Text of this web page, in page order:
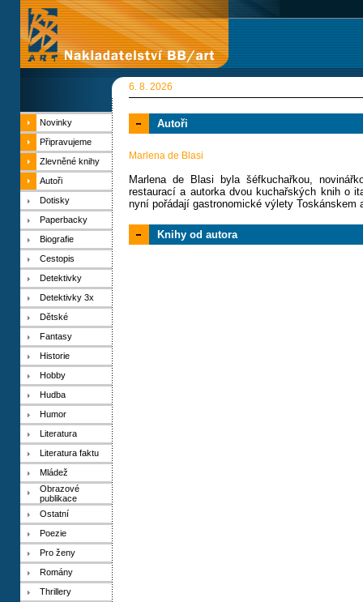
6. 8. 2026
Novinky
Připravujeme
Zlevněné knihy
Autoři
Dotisky
Paperbacky
Biografie
Cestopis
Detektivky
Detektivky 3x
Dětské
Fantasy
Historie
Hobby
Hudba
Humor
Literatura
Literatura faktu
Mládež
Obrazové
publikace
Ostatní
Poezie
Pro ženy
Romány
Thrillery
Autoři
Marlena de Blasi
Marlena de Blasi byla šéfkuchařkou,
restaurací a autorka dvou kuchařských knih o
nyní pořádají gastronomické výlety Toskánskem
Knihy od autora